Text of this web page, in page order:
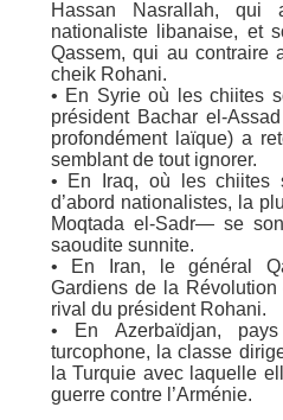
Hassan Nasrallah, qui
nationaliste libanaise, et
Qassem, qui au contraire
cheik Rohani.
• En Syrie où les chiites
président Bachar el-
profondément laïque) a
semblant de tout ignorer.
• En Iraq, où les chiites
d’abord nationalistes, la
Moqtada el-Sadr— se
saoudite sunnite.
• En Iran, le général
Gardiens de la Révolution
rival du président Rohani.
• En Azerbaïdjan,
turcophone, la classe
la Turquie avec laquelle
guerre contre l’Arménie.